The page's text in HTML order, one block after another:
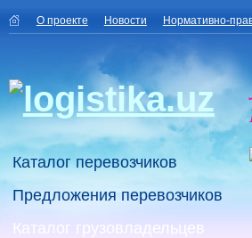
О проекте Новости Нормативно-
Каталог перевозчиков
Предложения перевозчиков
Каталог грузовладельцев